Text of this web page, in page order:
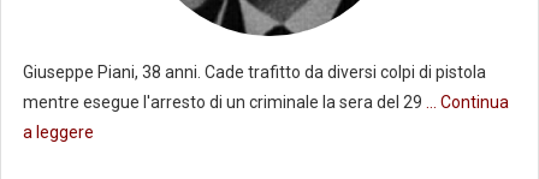
Giuseppe Piani, 38 anni. Cade trafitto da diversi colpi di pistola
mentre esegue l'arresto di un criminale la sera del 29
... Continua
a leggere